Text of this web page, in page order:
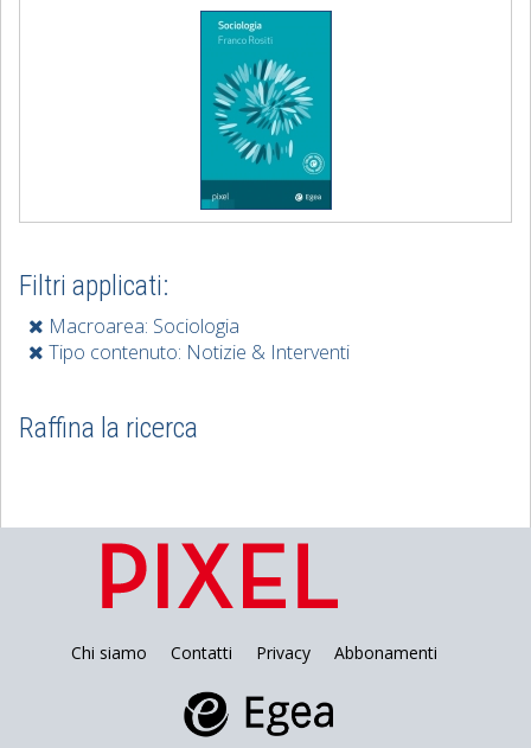
Filtri applicati:
Macroarea: Sociologia
Tipo contenuto: Notizie & Interventi
Raffina la ricerca
Chi siamo Contatti Privacy Abbonamenti